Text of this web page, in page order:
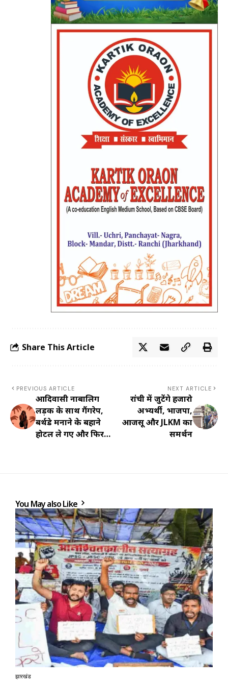
Share This Article
PREVIOUS ARTICLE
आदिवासी नाबालिग
लड़की के साथ गैंगरेप,
बर्थडे मनाने के बहाने
होटल ले गए और फिर…
NEXT ARTICLE
रांची में जुटेंगे हजारो
अभ्यर्थी, भाजपा,
आजसू और JLKM का
समर्थन
You May also Like
झारखंड